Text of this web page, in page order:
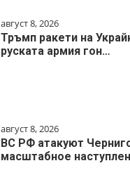
август 8, 2026
Тръмп ракети на
руската армия гон…
август 8, 2026
ВС РФ атакуют
масштабное